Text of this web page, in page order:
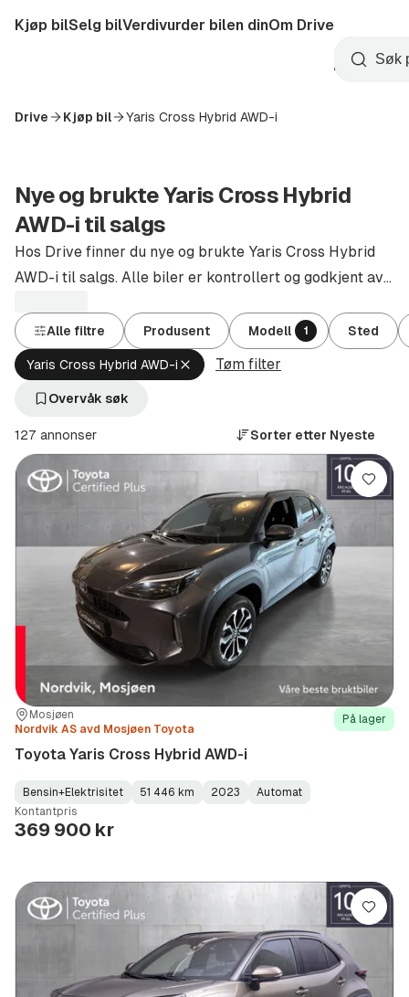
til
Startside
Kjøp bilSelg bilVerdivurder bilen dinOm Drive
Opprett
konto
Søk
Drive Kjøp bil Yaris Cross Hybrid AWD-i
Nye og brukte Yaris Cross Hybrid
AWD-i til salgs
Hos Drive finner du nye og brukte Yaris Cross Hybrid
AWD-i til salgs. Alle biler er kontrollert og godkjent av
Alle filtre Produsent Modell 1 Sted
Yaris Cross Hybrid AWD-i Fjern
aktivt
(Modell)
Tøm filter
Overvåk søk
127 annonser Sorter etter Nyeste
Sted:Mosjøen
Forhandler:
Nordvik AS avd Mosjøen Toyota
På lager
Toyota Yaris Cross Hybrid AWD-i
Fuel
Type:
Bensin+Elektrisitet
Kilometerstand: 51 446 km
Model
Year:
2023
Gearbox
Type:
Automat
Kontantpris
369 900 kr
Lagre
Lagre